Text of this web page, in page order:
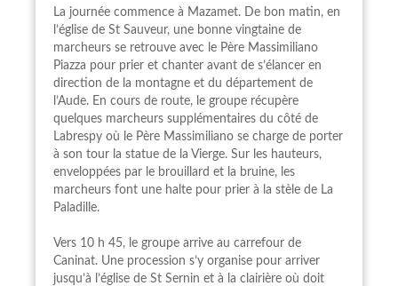
La journée commence à Mazamet. De bon matin, en
l’église de St Sauveur, une bonne vingtaine de
marcheurs se retrouve avec le Père Massimiliano
Piazza pour prier et chanter avant de s’élancer en
direction de la montagne et du département de
l’Aude. En cours de route, le groupe récupère
quelques marcheurs supplémentaires du côté de
Labrespy où le Père Massimiliano se charge de porter
à son tour la statue de la Vierge. Sur les hauteurs,
enveloppées par le brouillard et la bruine, les
marcheurs font une halte pour prier à la stèle de La
Paladille.
Vers 10 h 45, le groupe arrive au carrefour de
Caninat. Une procession s’y organise pour arriver
jusqu’à l’église de St Sernin et à la clairière où doit